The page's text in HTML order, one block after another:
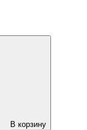
В корзину